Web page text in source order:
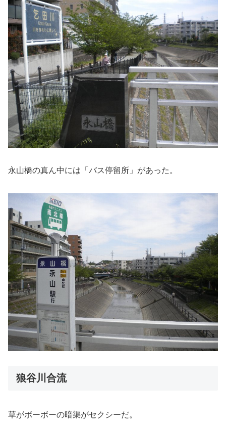
永山橋の真ん中には「バス停留所」があった。
狼谷川合流
草がボーボーの暗渠がセクシーだ。